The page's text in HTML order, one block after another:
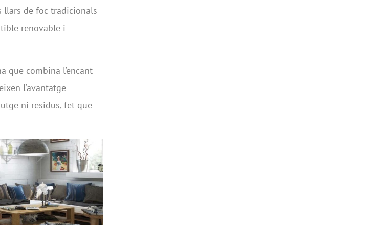
llars de foc tradicionals
renovable i
que combina l’encant
l’avantatge
ni residus, fet que